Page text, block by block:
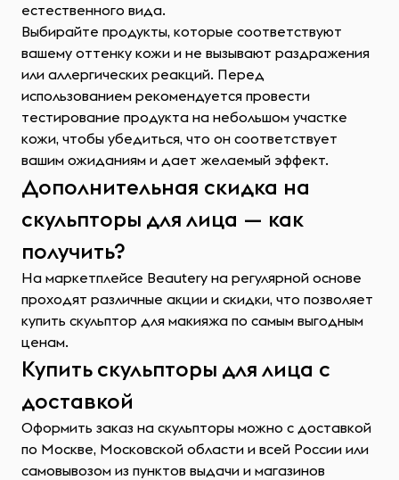
естественного вида.
Выбирайте продукты, которые соответствуют
вашему оттенку кожи и не вызывают раздражения
или аллергических реакций. Перед
использованием рекомендуется провести
тестирование продукта на небольшом участке
кожи, чтобы убедиться, что он соответствует
вашим ожиданиям и дает желаемый эффект.
Дополнительная скидка на
скульпторы для лица — как
получить?
На маркетплейсе Beautery на регулярной основе
проходят различные акции и скидки, что позволяет
купить скульптор для макияжа по самым выгодным
ценам.
Купить скульпторы для лица с
доставкой
Оформить заказ на скульпторы можно с доставкой
по Москве, Московской области и всей России или
самовывозом из пунктов выдачи и магазинов